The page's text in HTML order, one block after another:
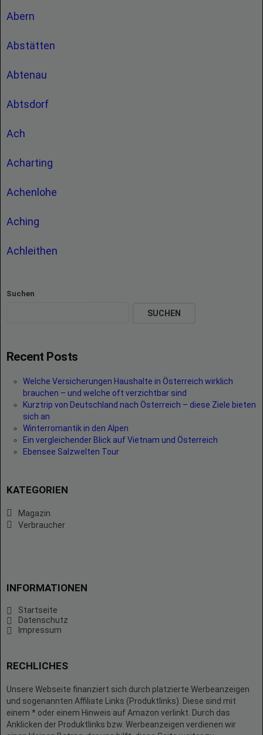
Abern
Abstätten
Abtenau
Abtsdorf
Ach
Acharting
Achenlohe
Aching
Achleithen
Suchen
SUCHEN
Recent Posts
Welche Versicherungen Haushalte in Österreich wirklich
brauchen – und welche oft verzichtbar sind
Kurztrip von Deutschland nach Österreich – diese Ziele bieten
sich an
Winterromantik in den Alpen
Ein vergleichender Blick auf Vietnam und Österreich
Ebensee Salzwelten Tour
KATEGORIEN
Magazin
Verbraucher
INFORMATIONEN
Startseite
Datenschutz
Impressum
RECHLICHES
Unsere Webseite finanziert sich durch platzierte Werbeanzeigen
und sogenannten Affiliate Links (Produktlinks). Diese sind mit
einem * oder einem Hinweis auf Amazon verlinkt. Durch das
Anklicken der Produktlinks bzw. Werbeanzeigen verdienen wir